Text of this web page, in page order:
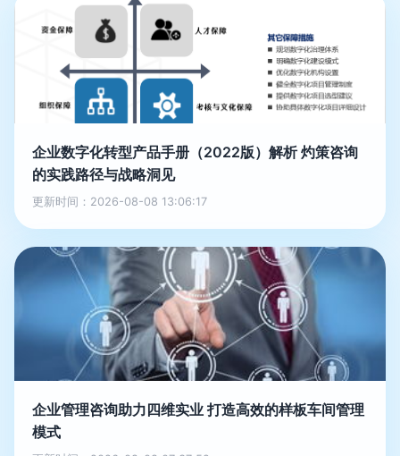
企业数字化转型产品手册（2022版）解析 灼策咨询
的实践路径与战略洞见
更新时间：2026-08-08 13:06:17
企业管理咨询助力四维实业 打造高效的样板车间管理
模式